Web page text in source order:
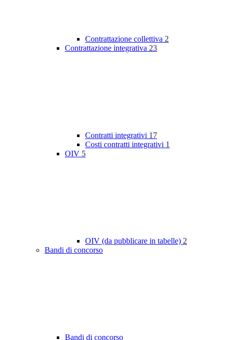
Contrattazione collettiva 2
Contrattazione integrativa 23
Contratti integrativi 17
Costi contratti integrativi 1
OIV 5
OIV (da pubblicare in tabelle) 2
Bandi di concorso
Bandi di concorso